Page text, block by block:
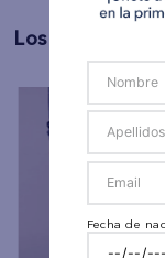
Los Más
Fecha de